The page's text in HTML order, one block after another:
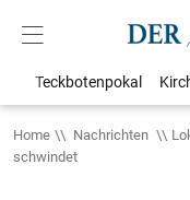
Teckbotenpokal
Home Nachrichten
schwindet